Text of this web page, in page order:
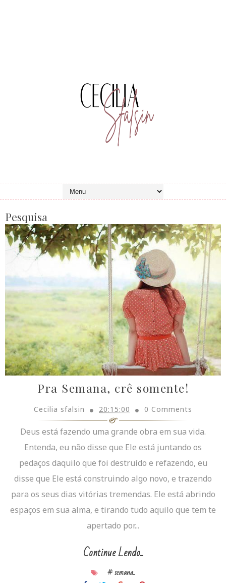
Pesquisa
Pra Semana, crê somente!
Cecilia sfalsin 20:15:00 0 Comments
Deus está fazendo uma grande obra em sua vida.
Entenda, eu não disse que Ele está juntando os
pedaços daquilo que foi destruído e refazendo, eu
disse que Ele está construindo algo novo, e trazendo
para os seus dias vitórias tremendas. Ele está abrindo
espaços em sua alma, e tirando tudo aquilo que tem te
apertado por...
Continue Lendo...
# semana..